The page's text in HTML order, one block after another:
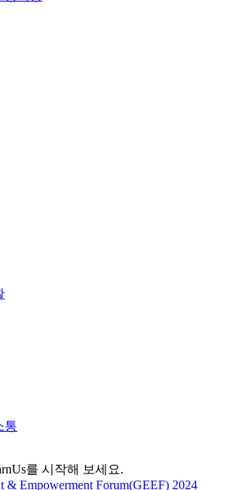
통
를 시작해 보세요.